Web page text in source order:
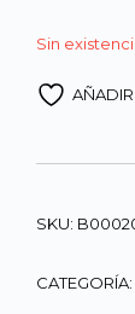
Sin
SKU:
CATEGORÍA: